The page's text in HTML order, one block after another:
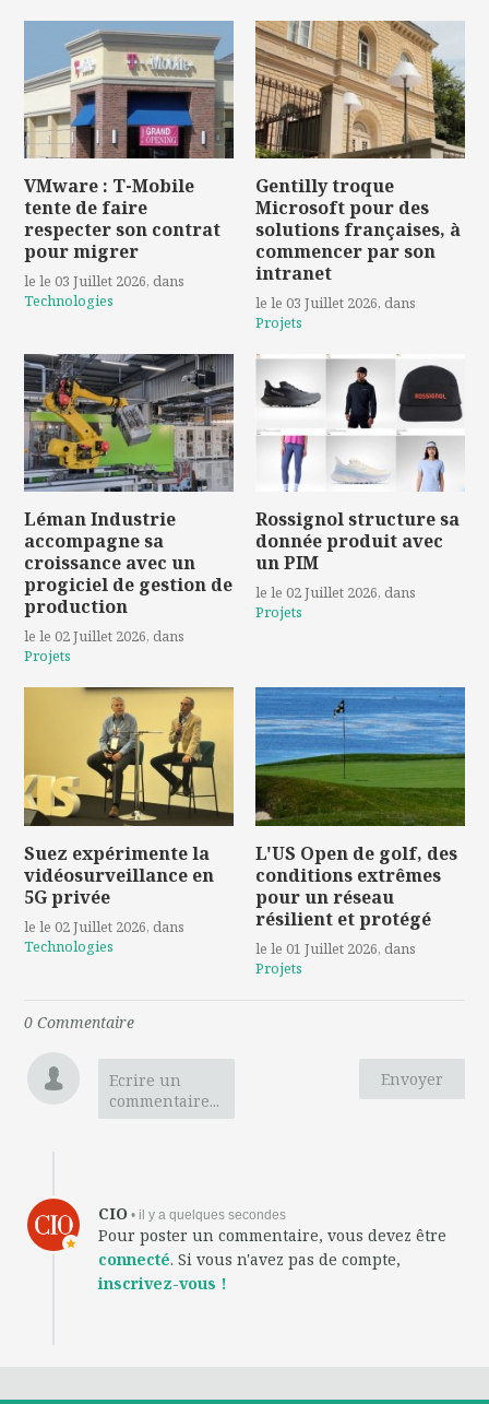
VMware : T-Mobile
tente de faire
respecter son contrat
pour migrer
le le 03 Juillet 2026, dans
Technologies
Gentilly troque
Microsoft pour des
solutions françaises, à
commencer par son
intranet
le le 03 Juillet 2026, dans
Projets
Léman Industrie
accompagne sa
croissance avec un
progiciel de gestion de
production
le le 02 Juillet 2026, dans
Projets
Rossignol structure sa
donnée produit avec
un PIM
le le 02 Juillet 2026, dans
Projets
Suez expérimente la
vidéosurveillance en
5G privée
le le 02 Juillet 2026, dans
Technologies
L'US Open de golf, des
conditions extrêmes
pour un réseau
résilient et protégé
le le 01 Juillet 2026, dans
Projets
0 Commentaire
Envoyer
Ecrire un
commentaire...
CIO • il y a quelques secondes
Pour poster un commentaire, vous devez être
connecté. Si vous n'avez pas de compte,
inscrivez-vous !